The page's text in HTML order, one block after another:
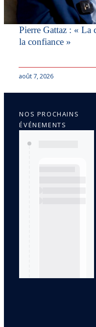
Pierre Gattaz : « La
la confiance »
août 7, 2026
NOS PROCHAINS
ÉVÉNEMENTS